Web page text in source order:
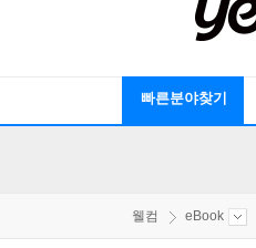
빠른분야찾기
웰컴 eBook